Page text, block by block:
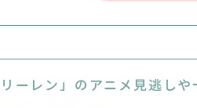
ーレン」のアニメ見逃しや